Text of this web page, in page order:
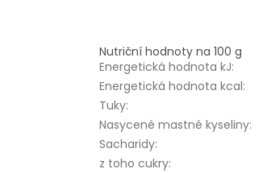
Nutriční hodnoty na 100 g
Energetická hodnota kJ:
Energetická hodnota kcal:
Tuky:
Nasycené mastné kyseliny:
Sacharidy:
z toho cukry: